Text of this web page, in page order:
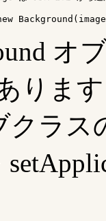
オ
りま
クラ